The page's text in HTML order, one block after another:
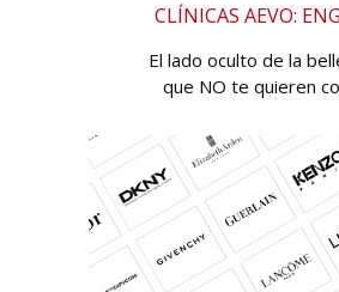
CLÍNICAS AEVO:
El lado oculto de la
que NO te quieren